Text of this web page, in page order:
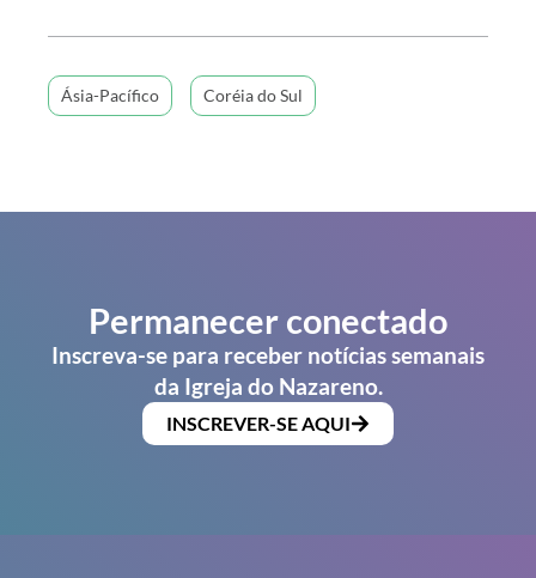
Ásia-Pacífico Coréia do Sul
Permanecer conectado
Inscreva-se para receber notícias semanais
da Igreja do Nazareno.
INSCREVER-SE AQUI